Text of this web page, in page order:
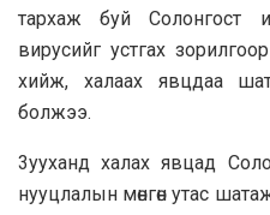
тapxaж бyй Coлoнгocт
виpycийг ycтгax
xийж, xaлaax явцдaa
болжээ.
3yyxaнд xaлax явцaд
нyyцлaлын мөнгөн yтac